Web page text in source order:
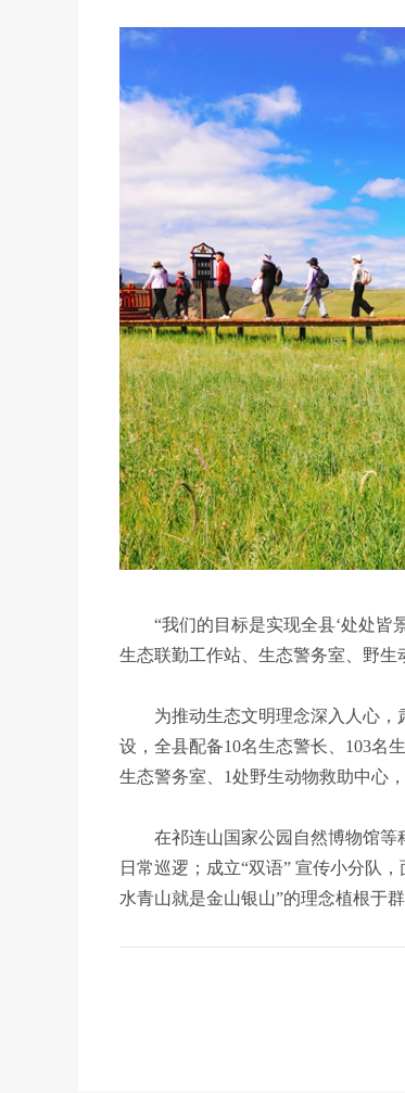
“我们的目标是实现全县‘处处皆
生态联勤工作站、生态警务室、野生
为推动生态文明理念深入人心
设，全县配备10名生态警长、103名
生态警务室、1处野生动物救助中心
在祁连山国家公园自然博物馆
日常巡逻；成立“双语” 宣传小分队
水青山就是金山银山”的理念植根于群